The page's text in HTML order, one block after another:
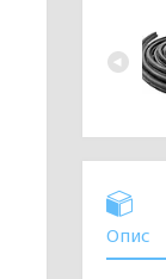
Опис